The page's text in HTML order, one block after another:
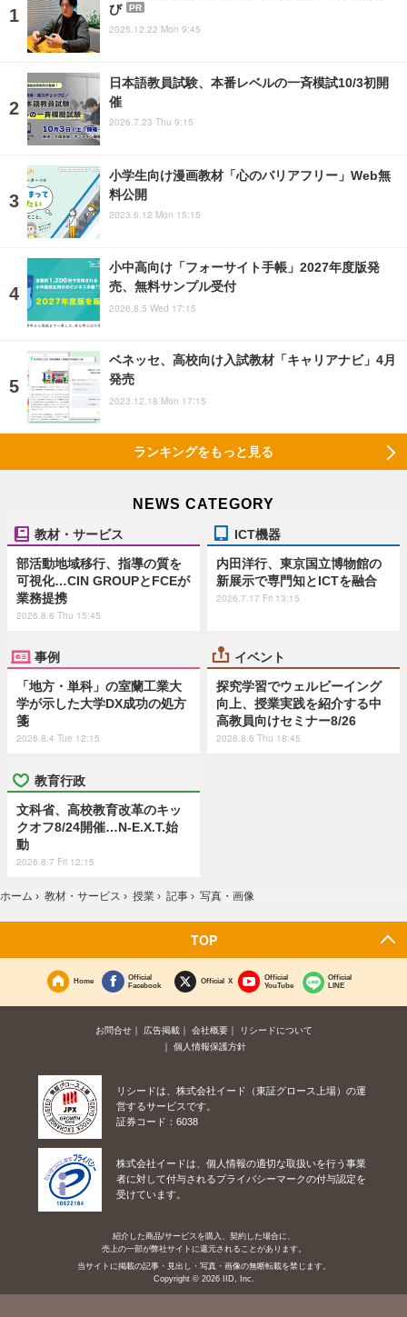
び
PR
2025.12.22 Mon 9:45
日本語教員試験、本番レベルの一斉模試10/3初開
催
2026.7.23 Thu 9:15
小学生向け漫画教材「心のバリアフリー」Web無
料公開
2023.6.12 Mon 15:15
小中高向け「フォーサイト手帳」2027年度版発
売、無料サンプル受付
2026.8.5 Wed 17:15
ベネッセ、高校向け入試教材「キャリアナビ」4月
発売
2023.12.18 Mon 17:15
ランキングをもっと見る
NEWS CATEGORY
教材・サービス
部活動地域移行、指導の質を
可視化…CIN GROUPとFCEが
業務提携
2026.8.6 Thu 15:45
ICT機器
内田洋行、東京国立博物館の
新展示で専門知とICTを融合
2026.7.17 Fri 13:15
事例
「地方・単科」の室蘭工業大
学が示した大学DX成功の処方
箋
2026.8.4 Tue 12:15
イベント
探究学習でウェルビーイング
向上、授業実践を紹介する中
高教員向けセミナー8/26
2026.8.6 Thu 18:45
教育行政
文科省、高校教育改革のキッ
クオフ8/24開催…N-E.X.T.始
動
2026.8.7 Fri 12:15
ホーム › 教材・サービス › 授業 › 記事 › 写真・画像
TOP
Home
Official
Facebook
Official X
Official
YouTube
Official
LINE
お問合せ 広告掲載 会社概要
リシードについて
個人情報保護方針
リシードは、株式会社イード（東証グロース上場）の運
営するサービスです。
証券コード：6038
株式会社イードは、個人情報の適切な取扱いを行う事業
者に対して付与されるプライバシーマークの付与認定を
受けています。
紹介した商品/サービスを購入、契約した場合に、
売上の一部が弊社サイトに還元されることがあります。
当サイトに掲載の記事・見出し・写真・画像の無断転載を禁じます。
Copyright © 2026 IID, Inc.